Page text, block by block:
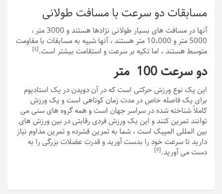
مسابقات دو سرعت با مسافت طولانی
آنها در مسافت های بسیار طولانی نژادها هستند و 3000 متر ،
5000 متر و 10،000 متر هستند ، آنها شبیه به مسابقات با مقاومت
متوسط ​​هستند ، اما تکیه بر سرعت و استقامت بیشتر است.[٤]
دو سرعت 100 متر
این یک نوع ورزش حرکتی است که در آن دویدن در یک استادیوم
برای یک فاصله خاص در مدت زمان کوتاهی است و یک ورزش
کاملاً شناخته شده در سراسر جهان است و همه گروه های سنی می
توانند تمرین کنند و این یک ورزش فردی رقابتی در بین ورزش های
بین المللی المپیک است ، شما به تمرین فشرده و تمرین مداوم نیاز
دارید تا سرعت خود را بدست آورید و قدرت عضلات بزرگی را به
دست می آورید.[٥]